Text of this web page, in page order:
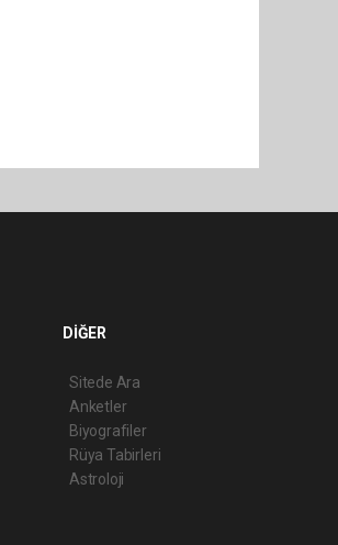
DİĞER
Sitede Ara
Anketler
Biyografiler
Rüya Tabirleri
Astroloji